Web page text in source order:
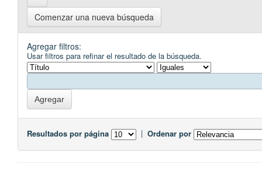
Comenzar una nueva búsqueda
Agregar filtros:
Usar filtros para refinar el resultado de la búsqueda.
Resultados por página | Ordenar por